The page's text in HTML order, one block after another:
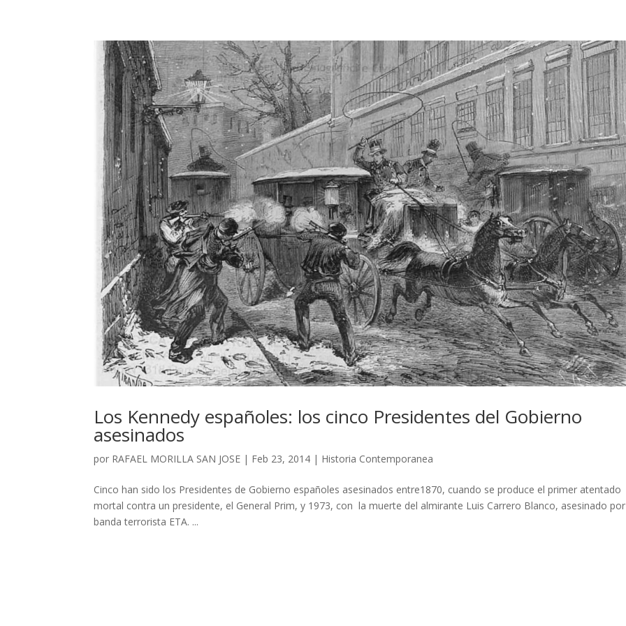
Los Kennedy españoles: los cinco Presidentes del Gobierno
asesinados
por RAFAEL MORILLA SAN JOSE | Feb 23, 2014 | Historia Contemporanea
Cinco han sido los Presidentes de Gobierno españoles asesinados entre1870, cuando se produce el primer atentado
mortal contra un presidente, el General Prim, y 1973, con la muerte del almirante Luis Carrero Blanco, asesinado
banda terrorista ETA. ...